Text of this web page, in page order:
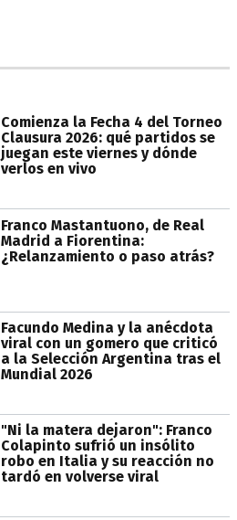
Comienza la Fecha 4 del Torneo
Clausura 2026: qué partidos se
juegan este viernes y dónde
verlos en vivo
Franco Mastantuono, de Real
Madrid a Fiorentina:
¿Relanzamiento o paso atrás?
Facundo Medina y la anécdota
viral con un gomero que criticó
a la Selección Argentina tras el
Mundial 2026
"Ni la matera dejaron": Franco
Colapinto sufrió un insólito
robo en Italia y su reacción no
tardó en volverse viral